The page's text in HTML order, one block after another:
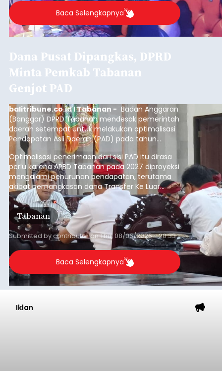
Baca Selengkapnya
Dana Pusat Dipangkas, DPRD
Minta Pemkab Tabanan
Genjot PAD
balitribune.co.id I Tabanan - Badan Anggaran
(Banggar) DPRD Tabanan mendesak pemerintah
daerah setempat untuk melakukan optimalisasi
Pendapatan Asli Daerah (PAD) pada tahun
anggaran 2027.
Optimalisasi penerimaan dari sisi PAD itu dirasa
perlu karena APBD Tabanan pada 2027 diproyeksi
mengalami penurunan pendapatan, terutama
akibat pemangkasan dana Transfer Ke Luar
Daerah (TKD) dari pemerintah pusat.
Tabanan
Submitted bycontributoronThu, 08/06/2026 - 20:33
Baca Selengkapnya
Iklan